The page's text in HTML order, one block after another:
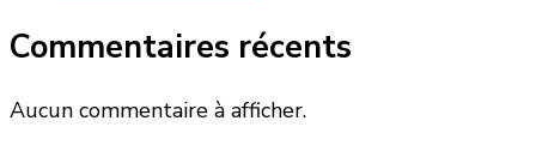
Commentaires récents
Aucun commentaire à afficher.